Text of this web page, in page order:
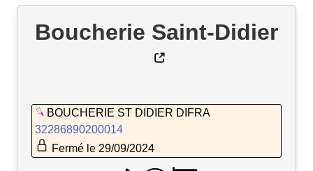
Boucherie Saint-Didier
BOUCHERIE ST DIDIER DIFRA
32286890200014
Fermé le 29/09/2024